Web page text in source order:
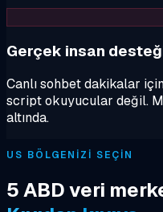
Gerçek insan
Canlı sohbet dakikalar
script okuyucular değil.
altında.
US BÖLGENIZI SEÇIN
5 ABD veri